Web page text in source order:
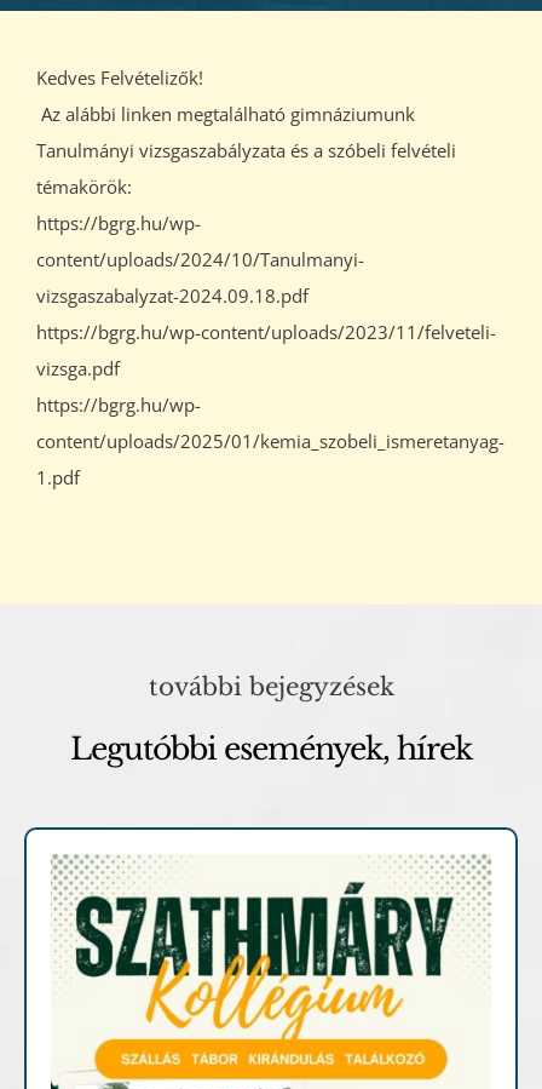
Kapcsolat
Kedves Felvételizők!
Az alábbi linken megtalálható gimnáziumunk
Tanulmányi vizsgaszabályzata és a szóbeli felvételi
témakörök:
https://bgrg.hu/wp-
content/uploads/2024/10/Tanulmanyi-
vizsgaszabalyzat-2024.09.18.pdf
https://bgrg.hu/wp-content/uploads/2023/11/felveteli-
vizsga.pdf
https://bgrg.hu/wp-
content/uploads/2025/01/kemia_szobeli_ismeretanyag-
1.pdf
további bejegyzések
Legutóbbi események, hírek